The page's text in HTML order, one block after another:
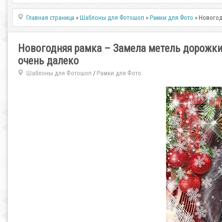
Главная страница »Шаблоны для Фотошоп »Рамки для Фото »
Новогодняя рамка – Замела метель
очень далеко
Шаблоны для Фотошоп / Рамки для Фото